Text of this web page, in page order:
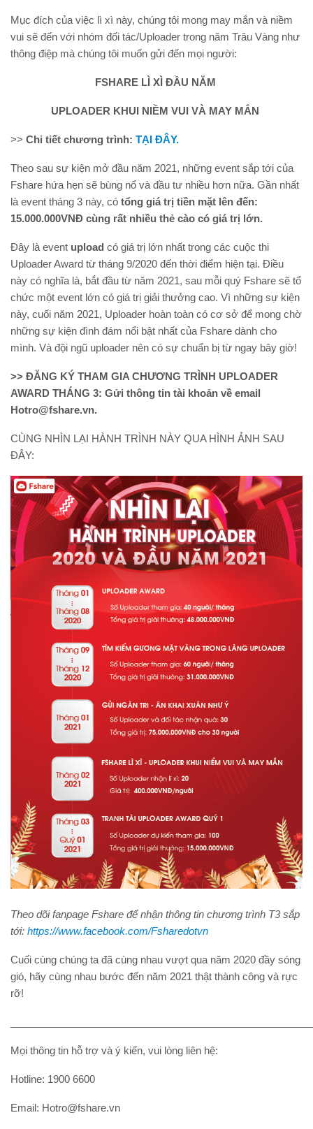
Mục đích của việc lì xì này, chúng tôi mong may mắn và niềm
vui sẽ đến với nhóm đối tác/Uploader trong năm Trâu Vàng như
thông điệp mà chúng tôi muốn gửi đến mọi người:
FSHARE LÌ XÌ ĐẦU NĂM
UPLOADER KHUI NIỀM VUI VÀ MAY MẮN
>> Chi tiết chương trình: TẠI ĐÂY.
Theo sau sự kiện mở đầu năm 2021, những event sắp tới của
Fshare hứa hẹn sẽ bùng nổ và đầu tư nhiều hơn nữa. Gần nhất
là event tháng 3 này, có tổng giá trị tiền mặt lên đến:
15.000.000VNĐ cùng rất nhiều thẻ cào có giá trị lớn.
Đây là event upload có giá trị lớn nhất trong các cuộc thi
Uploader Award từ tháng 9/2020 đến thời điểm hiện tại. Điều
này có nghĩa là, bắt đầu từ năm 2021, sau mỗi quý Fshare sẽ tổ
chức một event lớn có giá trị giải thưởng cao. Vì những sự kiện
này, cuối năm 2021, Uploader hoàn toàn có cơ sở để mong chờ
những sự kiện đình đám nổi bật nhất của Fshare dành cho
mình. Và đội ngũ uploader nên có sự chuẩn bị từ ngay bây giờ!
>> ĐĂNG KÝ THAM GIA CHƯƠNG TRÌNH UPLOADER
AWARD THÁNG 3: Gửi thông tin tài khoản về email
Hotro@fshare.vn.
CÙNG NHÌN LẠI HÀNH TRÌNH NÀY QUA HÌNH ẢNH SAU
ĐÂY:
Theo dõi fanpage Fshare để nhận thông tin chương trình T3 sắp
tới: https://www.facebook.com/Fsharedotvn
Cuối cùng chúng ta đã cùng nhau vượt qua năm 2020 đầy sóng
gió, hãy cùng nhau bước đến năm 2021 thật thành công và rực
rỡ!
Mọi thông tin hỗ trợ và ý kiến, vui lòng liên hệ:
Hotline: 1900 6600
Email: Hotro@fshare.vn